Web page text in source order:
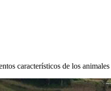
característicos de los